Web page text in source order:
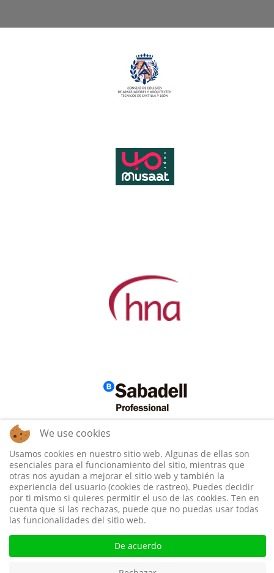
We use cookies
Usamos cookies en nuestro sitio web. Algunas de ellas son
esenciales para el funcionamiento del sitio, mientras que
otras nos ayudan a mejorar el sitio web y también la
experiencia del usuario (cookies de rastreo). Puedes decidir
por ti mismo si quieres permitir el uso de las cookies. Ten en
cuenta que si las rechazas, puede que no puedas usar todas
las funcionalidades del sitio web.
De acuerdo